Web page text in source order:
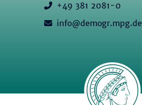
+49 381 2081-0
info@demogr.mpg.de